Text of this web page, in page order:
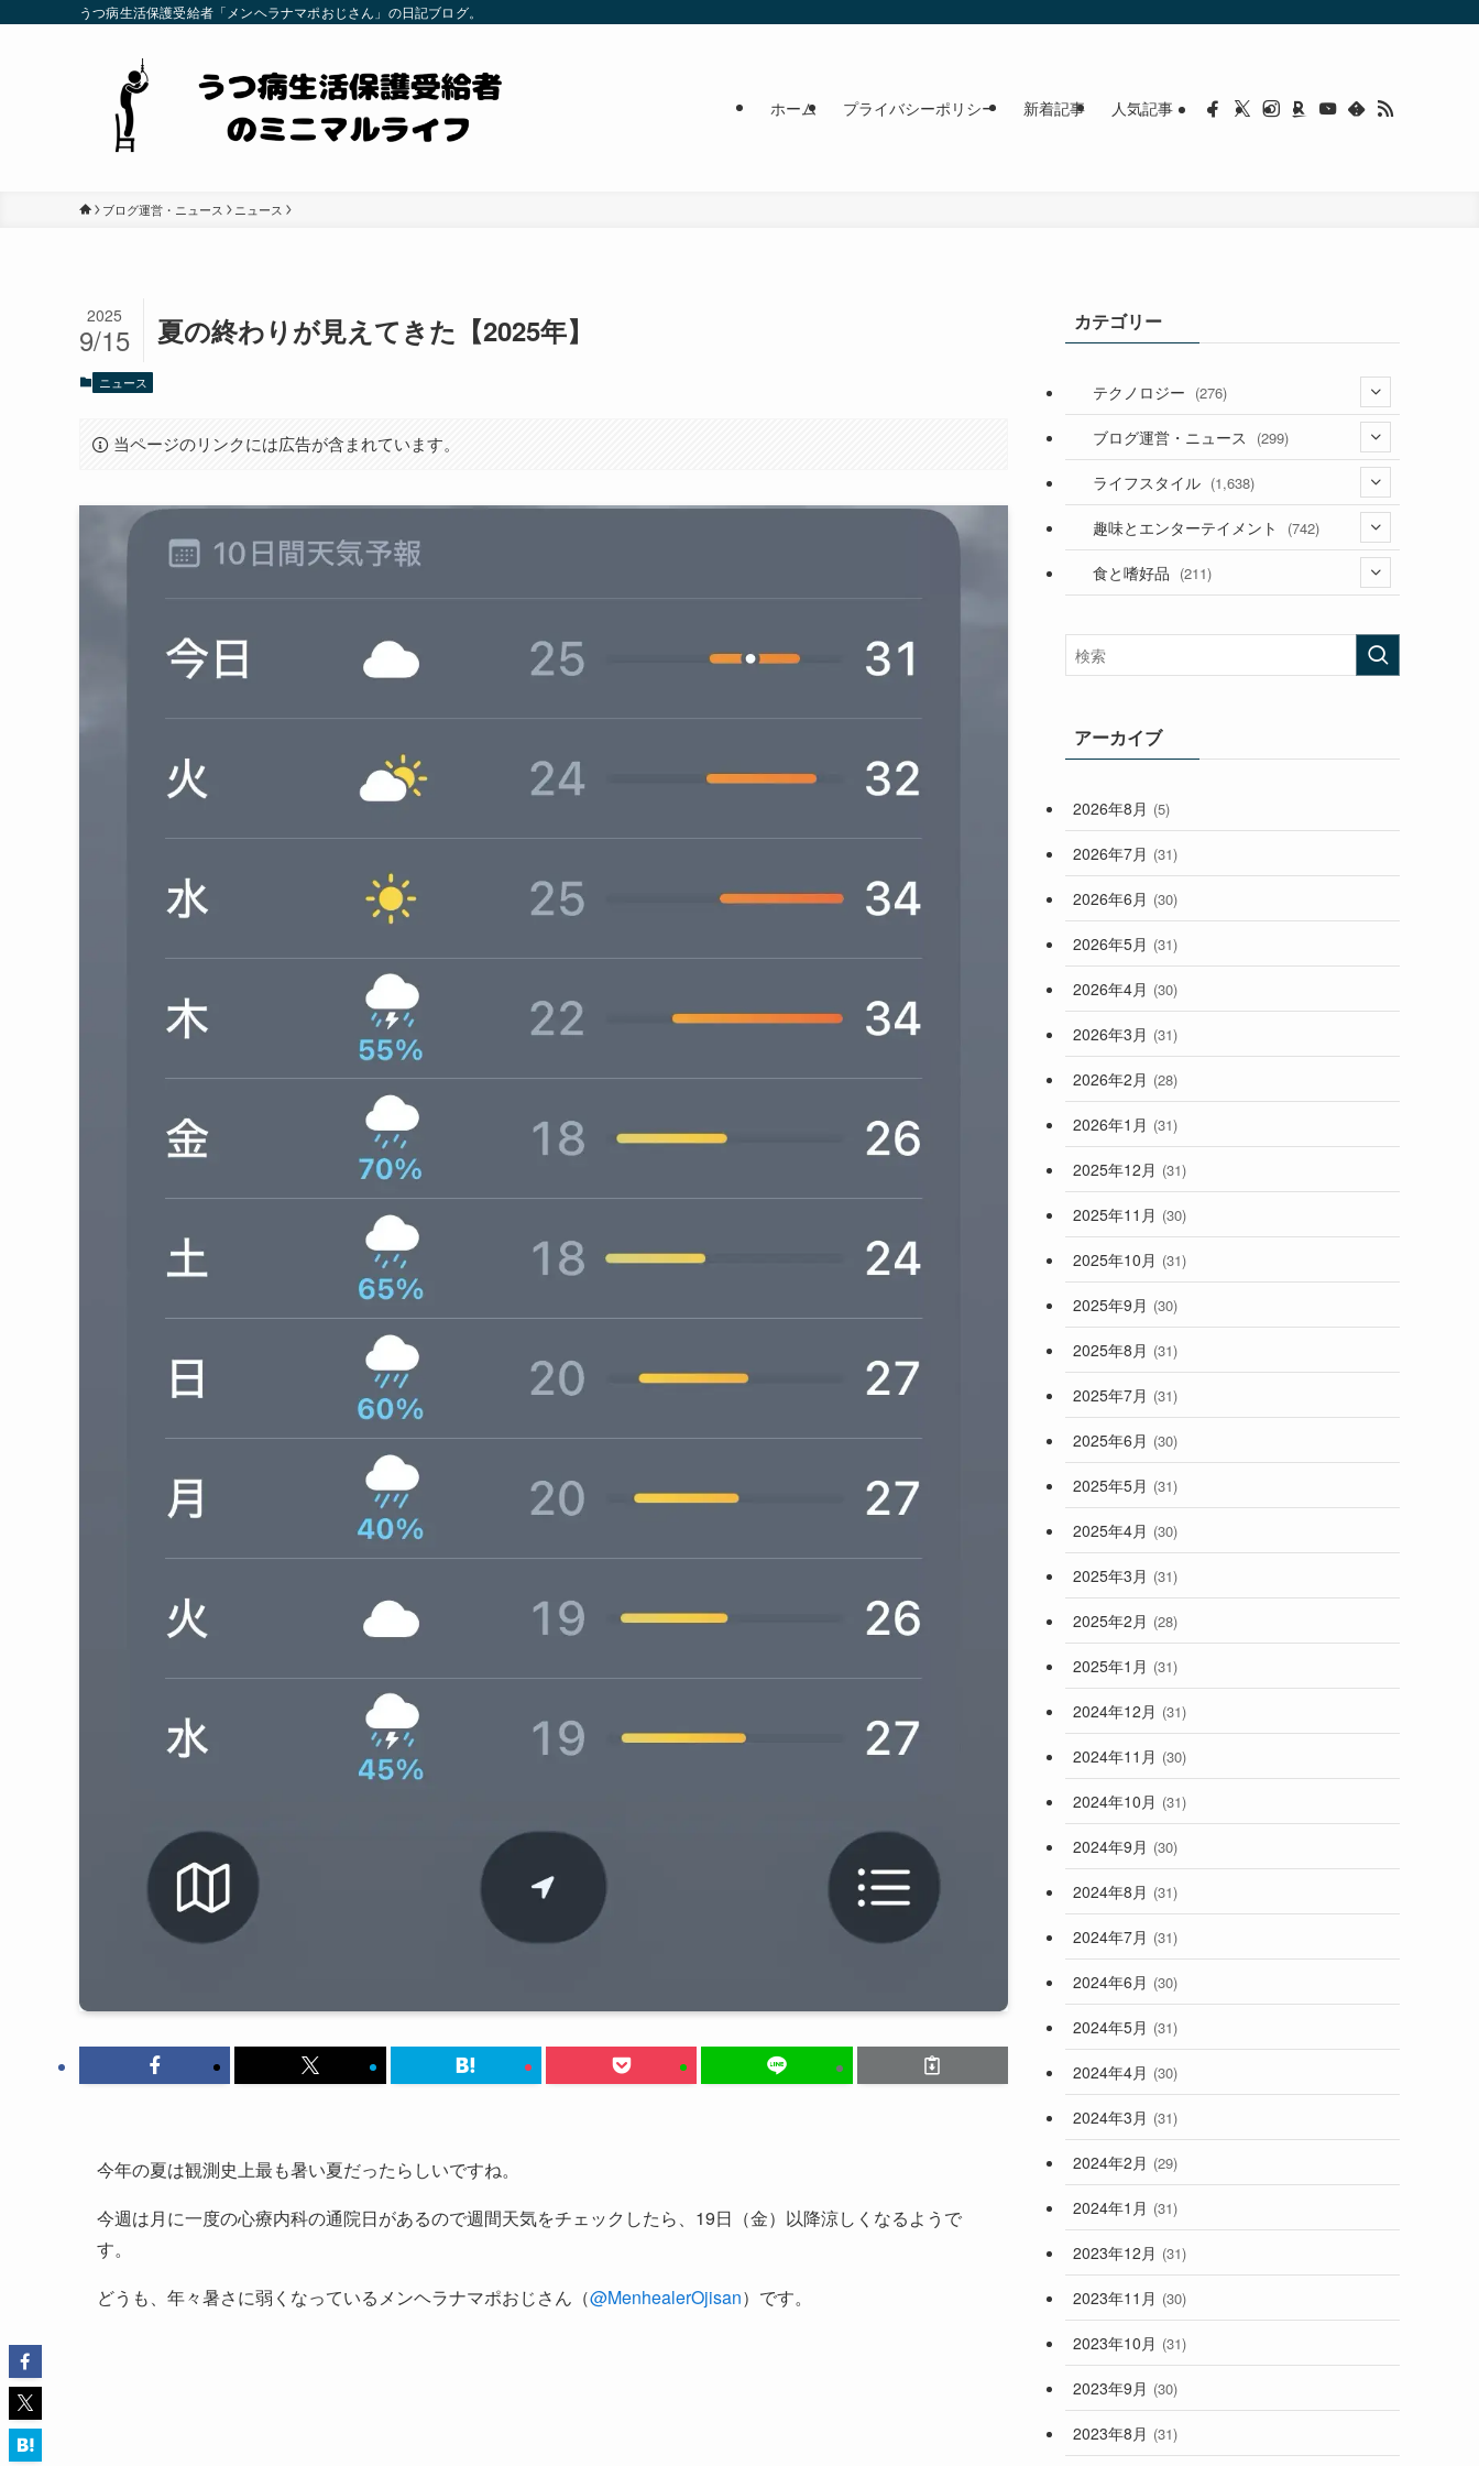
うつ病生活保護受給者「メンヘラナマポおじさん」の日記ブログ。
ホーム プライバシーポリシー 新着記事 人気記事
ブログ運営・ニュース ニュース
夏の終わりが見えてきた【2025年】
2025
9/15
ニュース
当ページのリンクには広告が含まれています。
今年の夏は観測史上最も暑い夏だったらしいですね。
今週は月に一度の心療内科の通院日があるので週間天気をチェックしたら、19日（金）以降涼しくなるようで
す。
どうも、年々暑さに弱くなっているメンヘラナマポおじさん（@MenhealerOjisan）です。
カテゴリー
テクノロジー (276)
(36)
(187)
(53)
ブログ運営・ニュース (299)
(118)
(181)
ライフスタイル (1,638)
(394)
(282)
(33)
(248)
趣味とエンターテイメント (742)
(56)
(472)
食と嗜好品 (211)
アーカイブ
2026年8月 (5)
2026年7月 (31)
2026年6月 (30)
2026年5月 (31)
2026年4月 (30)
2026年3月 (31)
2026年2月 (28)
2026年1月 (31)
2025年12月 (31)
2025年11月 (30)
2025年10月 (31)
2025年9月 (30)
2025年8月 (31)
2025年7月 (31)
2025年6月 (30)
2025年5月 (31)
2025年4月 (30)
2025年3月 (31)
2025年2月 (28)
2025年1月 (31)
2024年12月 (31)
2024年11月 (30)
2024年10月 (31)
2024年9月 (30)
2024年8月 (31)
2024年7月 (31)
2024年6月 (30)
2024年5月 (31)
2024年4月 (30)
2024年3月 (31)
2024年2月 (29)
2024年1月 (31)
2023年12月 (31)
2023年11月 (30)
2023年10月 (31)
2023年9月 (30)
2023年8月 (31)